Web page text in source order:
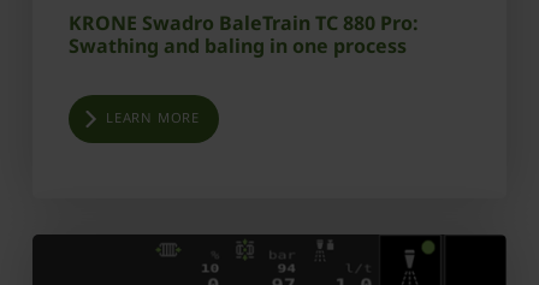
KRONE Swadro BaleTrain TC 880 Pro:
Swathing and baling in one process
LEARN MORE